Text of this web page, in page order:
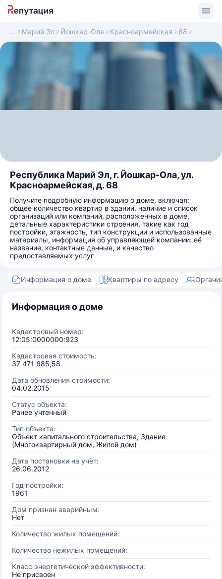
Марий Эл Йошкар-Ола Красноармейская 68
Республика Марий Эл, г. Йошкар-Ола, ул.
Красноармейская, д. 68
Получите подробную информацию о доме, включая:
общее количество квартир в здании, наличие и список
организаций или компаний, расположенных в доме,
детальные характеристики строения, такие как год
постройки, этажность, тип конструкции и использованные
материалы, информация об управляющей компании: её
название, контактные данные, и качество
предоставляемых услуг
Информация о доме Квартиры по адресу
Информация о доме
Кадастровый номер:
12:05:0000000:923
Кадастровая стоимость:
37 471 685,58
Дата обновления стоимости:
04.02.2015
Статус объекта:
Ранее учтенный
Тип объекта:
Объект капитального строительства, Здание
(Многоквартирный дом, Жилой дом)
Дата постановки на учёт:
26.06.2012
Год постройки:
1961
Дом признан аварийным:
Нет
Количество жилых помещений:
Количество нежилых помещений:
Класс энергетической эффективности:
Не присвоен